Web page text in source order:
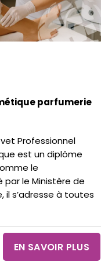
parfumerie"
parfumerie
Professionnel
est un diplôme
le
par le Ministère de
il s’adresse à toutes
EN SAVOIR PLUS